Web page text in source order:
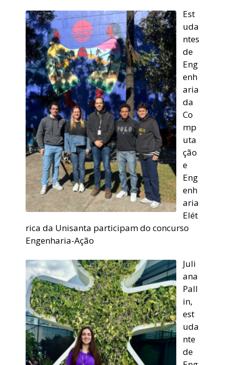
Est
uda
ntes
de
Eng
enh
aria
da
Co
mp
uta
ção
e
Eng
enh
aria
Elét
rica da Unisanta participam do concurso
Engenharia-Ação
Juli
ana
Pall
in,
est
uda
nte
de